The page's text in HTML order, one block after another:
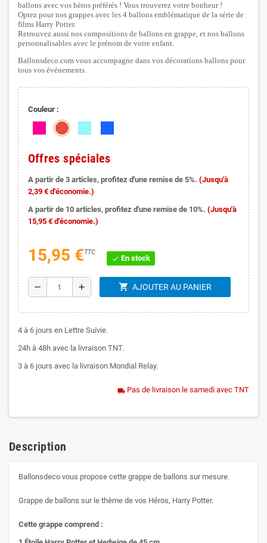
ballons avec vos héros préférés ! Vous trouverez votre bonheur !
Optez pour nos grappes avec les 4 ballons emblématique de la série de
films Harry Potter.
Retrouvez aussi nos compositions de ballons en grappe, et nos ballons
personnalisables avec le prénom de votre enfant.
Ballonsdeco.com vous accompagne dans vos décorations ballons pour
tous vos événements.
Couleur :
Offres spéciales
A partir de 3 articles, profitez d'une remise de 5%. (Jusqu'à
2,39 € d'économie.)
A partir de 10 articles, profitez d'une remise de 10%. (Jusqu'à
15,95 € d'économie.)
15,95 €TTC
check En stock
remove add shopping_cart AJOUTER AU PANIER
4 à 6 jours en Lettre Suivie.
24h à 48h avec la livraison TNT.
3 à 6 jours avec la livraison Mondial Relay.
local_shipping Pas de livraison le samedi avec TNT
Description
Ballonsdeco vous propose cette grappe de ballons sur mesure.
Grappe de ballons sur le thème de vos Héros, Harry Potter.
Cette grappe comprend :